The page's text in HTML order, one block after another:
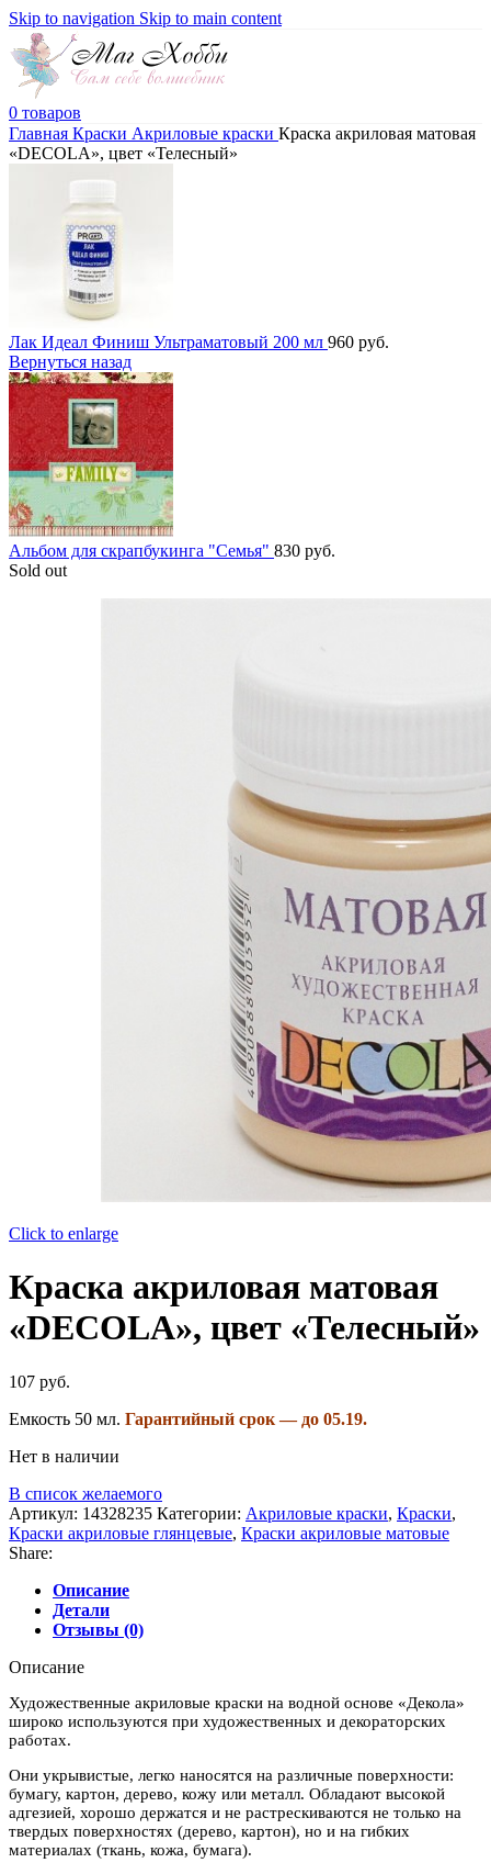
Skip to navigation Skip to main content
0 товаров
Главная Краски Акриловые краски Краска акриловая матовая
«DECOLA», цвет «Телесный»
Лак Идеал Финиш Ультраматовый 200 мл 960 руб.
Вернуться назад
Альбом для скрапбукинга "Семья" 830 руб.
Sold out
Click to enlarge
Краска акриловая матовая
«DECOLA», цвет «Телесный»
107 руб.
Емкость 50 мл. Гарантийный срок — до 05.19.
Нет в наличии
В список желаемого
Артикул: 14328235 Категории: Акриловые краски, Краски,
Краски акриловые глянцевые, Краски акриловые матовые
Share:
Описание
Детали
Отзывы (0)
Описание
Художественные акриловые краски на водной основе «Декола»
широко используются при художественных и декораторских
работах.
Они укрывистые, легко наносятся на различные поверхности:
бумагу, картон, дерево, кожу или металл. Обладают высокой
адгезией, хорошо держатся и не растрескиваются не только на
твердых поверхностях (дерево, картон), но и на гибких
материалах (ткань, кожа, бумага).